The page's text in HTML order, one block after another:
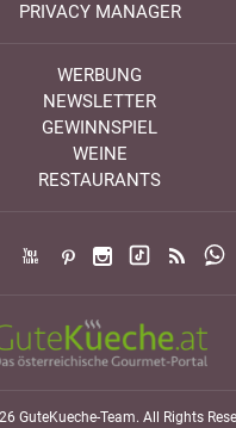
PRIVACY MANAGER
WERBUNG
NEWSLETTER
GEWINNSPIEL
WEINE
RESTAURANTS
GuteKueche-Team. All Rights